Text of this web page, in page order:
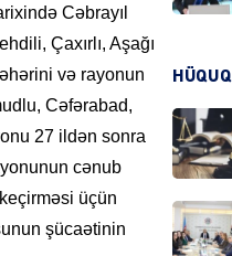
Cəbrayıl
Çaxırlı, Aşağı
və rayonun
Cəfərabad,
27 ildən sonra
cənub
üçün
şücaətinin
HÜQUQ